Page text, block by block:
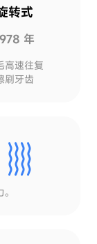
转式
年
高速往复
刷牙齿